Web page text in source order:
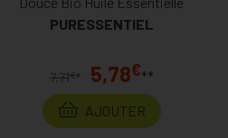
PURESSENTIEL
7,71€ * 5,78€**
AJOUTER